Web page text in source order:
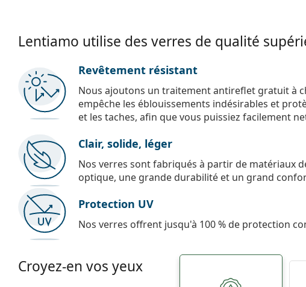
Lentiamo utilise des verres de qualité
Revêtement résistant
Nous ajoutons un traitement antireflet gratuit à
empêche les éblouissements indésirables et
et les taches, afin que vous puissiez facilement
Clair, solide, léger
Nos verres sont fabriqués à partir de matériaux
optique, une grande durabilité et un grand
Protection UV
Nos verres offrent jusqu'à 100 % de protection
Croyez-en vos yeux